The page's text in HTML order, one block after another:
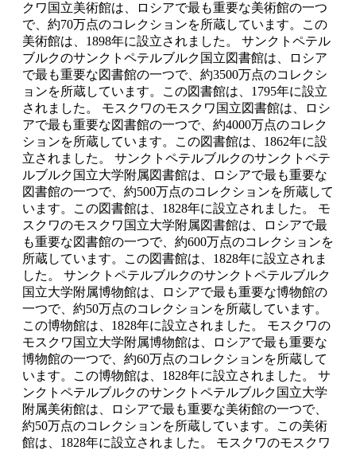
クワ国立美術館は、ロシアで最も重要な美術館の一つ
で、約70万点のコレクションを所蔵しています。この
美術館は、1898年に設立されました。 サンクトペテル
ブルクのサンクトペテルブルク国立図書館は、ロシア
で最も重要な図書館の一つで、約3500万点のコレクシ
ョンを所蔵しています。この図書館は、1795年に設立
されました。 モスクワのモスクワ国立図書館は、ロシ
アで最も重要な図書館の一つで、約4000万点のコレク
ションを所蔵しています。この図書館は、1862年に設
立されました。 サンクトペテルブルクのサンクトペテ
ルブルク国立大学附属図書館は、ロシアで最も重要な
図書館の一つで、約500万点のコレクションを所蔵して
います。この図書館は、1828年に設立されました。 モ
スクワのモスクワ国立大学附属図書館は、ロシアで最
も重要な図書館の一つで、約600万点のコレクションを
所蔵しています。この図書館は、1828年に設立されま
した。 サンクトペテルブルクのサンクトペテルブルク
国立大学附属博物館は、ロシアで最も重要な博物館の
一つで、約50万点のコレクションを所蔵しています。
この博物館は、1828年に設立されました。 モスクワの
モスクワ国立大学附属博物館は、ロシアで最も重要な
博物館の一つで、約60万点のコレクションを所蔵して
います。この博物館は、1828年に設立されました。 サ
ンクトペテルブルクのサンクトペテルブルク国立大学
附属美術館は、ロシアで最も重要な美術館の一つで、
約50万点のコレクションを所蔵しています。この美術
館は、1828年に設立されました。 モスクワのモスクワ